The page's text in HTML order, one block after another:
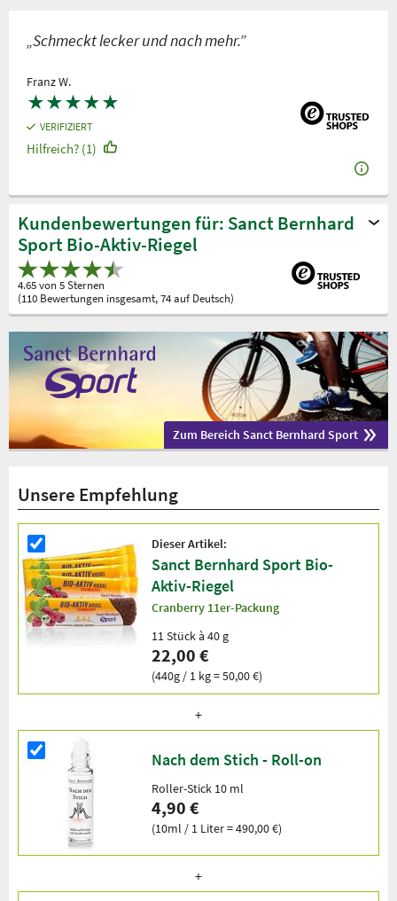
„Schmeckt lecker und nach mehr.”
Franz W.
★★★★★
VERIFIZIERT
Hilfreich? (1)
Kundenbewertungen für: Sanct Bernhard
Sport Bio-Aktiv-Riegel
4.65 von 5 Sternen
(110 Bewertungen insgesamt, 74 auf Deutsch)
Zum Bereich Sanct Bernhard Sport
Unsere Empfehlung
Dieser Artikel:
Sanct Bernhard Sport Bio-
Aktiv-Riegel
Cranberry 11er-Packung
11 Stück à 40 g
22,00 €
(440g / 1 kg = 50,00 €)
Nach dem Stich - Roll-on
Roller-Stick 10 ml
4,90 €
(10ml / 1 Liter = 490,00 €)